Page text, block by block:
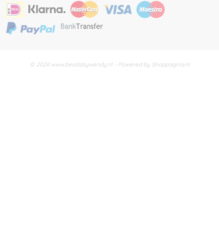
© 2026 www.beadsbywendy.nl - Powered by Shoppagina.nl